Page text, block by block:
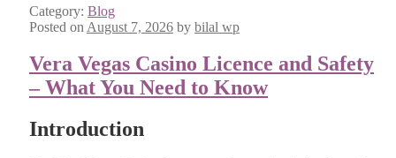
Category: Blog
Posted on August 7, 2026 by bilal wp
Vera Vegas Casino Licence and Safety
– What You Need to Know
Introduction